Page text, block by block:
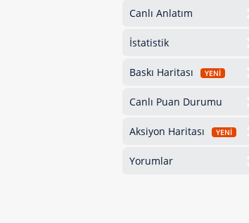
Canlı Anlatım
İstatistik
Baskı Haritası YENİ
Canlı Puan Durumu
Aksiyon Haritası YENİ
Yorumlar